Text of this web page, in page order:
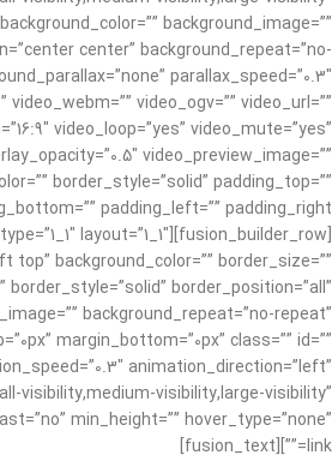
background_image=””
center” background_repeat=”no-
parallax_speed=”0.3″
video_webm=”” video_ogv=”” video_url=””
video_loop=”yes” video_mute=”yes”
video_preview_image=””
border_style=”solid” padding_top=””
type=”1_1″ layout=”1_1″
top” background_color=”” border_size=””
border_style=”solid” border_position=”all”
background_repeat=”no-repeat”
margin_bottom=”0px” class=”” id=””
animation_direction=”left”
visibility,medium-visibility,large-visibility”
min_height=”” hover_type=”none”
link=””][fusion_text]